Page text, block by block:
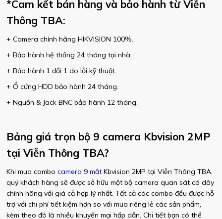
*Cam kết bán hàng và bảo hành từ Viễn
Thông TBA:
+ Camera chính hãng HIKVISION 100%.
+ Bảo hành hệ thống 24 tháng tại nhà.
+ Bảo hành 1 đổi 1 do lỗi kỹ thuật.
+ Ổ cứng HDD bảo hành 24 tháng.
+ Nguồn & Jack BNC bảo hành 12 tháng.
Bảng giá trọn bộ 9 camera Kbvision 2MP
tại Viễn Thông TBA?
Khi mua combocamera 9 mắtKbvision 2MP tại Viễn Thông TBA,
quý khách hàng sẽ được sở hữu một bộ camera quan sát có dây
chính hãng với giá cả hợp lý nhất. Tất cả các combo đều được hỗ
trợ với chi phí tiết kiệm hơn so với mua riêng lẻ các sản phẩm,
kèm theo đó là nhiều khuyến mại hấp dẫn. Chi tiết bạn có thể